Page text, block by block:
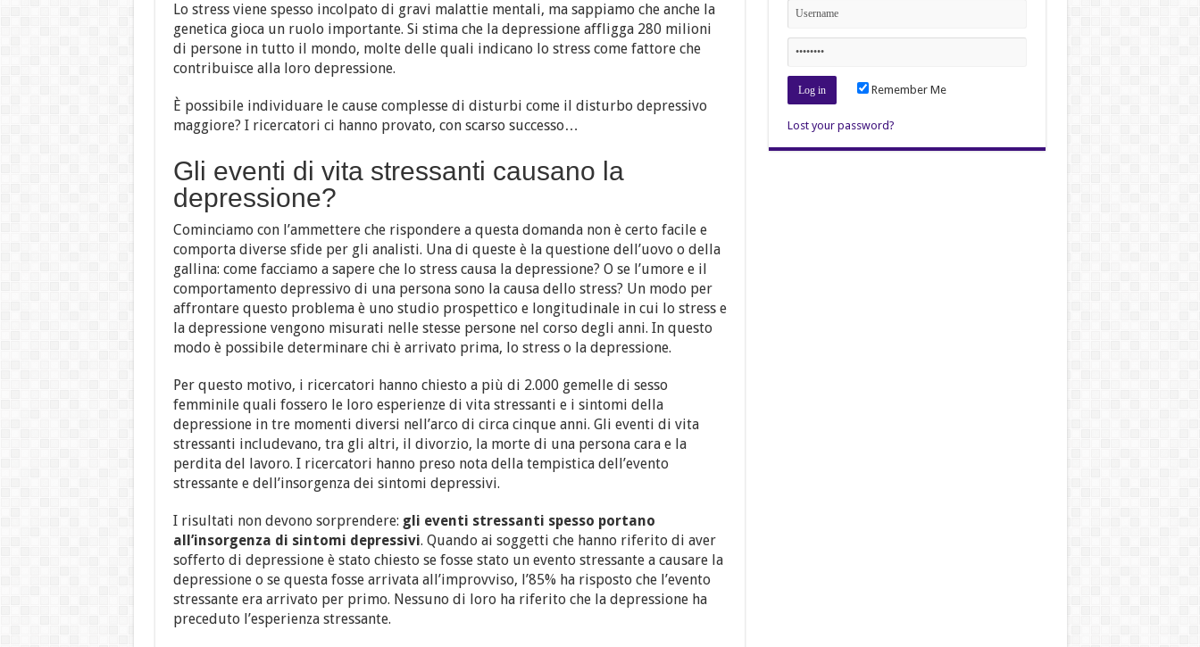
Lo stress viene spesso incolpato di gravi malattie mentali, ma sappiamo che anche la
genetica gioca un ruolo importante. Si stima che la depressione affligga 280 milioni
di persone in tutto il mondo, molte delle quali indicano lo stress come fattore che
contribuisce alla loro depressione.
È possibile individuare le cause complesse di disturbi come il disturbo depressivo
maggiore? I ricercatori ci hanno provato, con scarso successo…
Gli eventi di vita stressanti causano la
depressione?
Cominciamo con l’ammettere che rispondere a questa domanda non è certo facile e
comporta diverse sfide per gli analisti. Una di queste è la questione dell’uovo o della
gallina: come facciamo a sapere che lo stress causa la depressione? O se l’umore e il
comportamento depressivo di una persona sono la causa dello stress? Un modo per
affrontare questo problema è uno studio prospettico e longitudinale in cui lo stress e
la depressione vengono misurati nelle stesse persone nel corso degli anni. In questo
modo è possibile determinare chi è arrivato prima, lo stress o la depressione.
Per questo motivo, i ricercatori hanno chiesto a più di 2.000 gemelle di sesso
femminile quali fossero le loro esperienze di vita stressanti e i sintomi della
depressione in tre momenti diversi nell’arco di circa cinque anni. Gli eventi di vita
stressanti includevano, tra gli altri, il divorzio, la morte di una persona cara e la
perdita del lavoro. I ricercatori hanno preso nota della tempistica dell’evento
stressante e dell’insorgenza dei sintomi depressivi.
I risultati non devono sorprendere: gli eventi stressanti spesso portano
all’insorgenza di sintomi depressivi. Quando ai soggetti che hanno riferito di aver
sofferto di depressione è stato chiesto se fosse stato un evento stressante a causare la
depressione o se questa fosse arrivata all’improvviso, l’85% ha risposto che l’evento
stressante era arrivato per primo. Nessuno di loro ha riferito che la depressione ha
preceduto l’esperienza stressante.
Remember Me
Lost your password?